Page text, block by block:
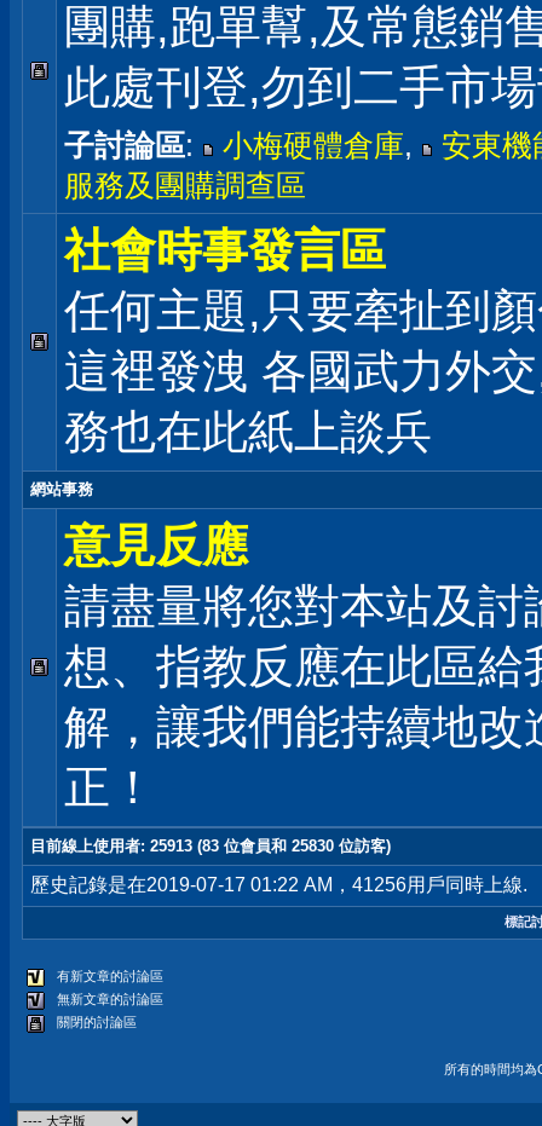
團購,跑單幫,及常態銷
此處刊登,勿到二手市
子討論區: 小梅硬體倉庫,
安東機
服務及團購調查區
社會時事發言區
任何主題,只要牽扯到
這裡發洩 各國武力外
務也在此紙上談兵
網站事務
意見反應
請盡量將您對本站及討
想、指教反應在此區給
解，讓我們能持續地改
正！
目前線上使用者: 25913 (83 位會員和 25830 位訪客)
歷史記錄是在2019-07-17 01:22 AM，41256用戶同時上線.
標記
有新文章的討論區
無新文章的討論區
關閉的討論區
所有的時間均為